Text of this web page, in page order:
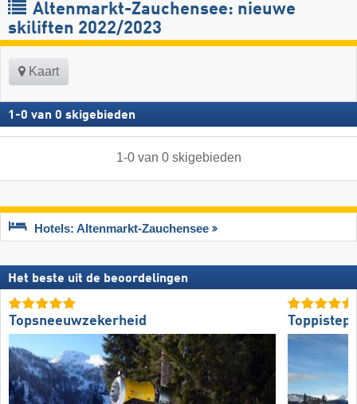
Altenmarkt-Zauchensee: nieuwe
skiliften 2022/2023
Kaart
1 -0 van 0 skigebieden
1-0van 0 skigebieden
Hotels: Altenmarkt-Zauchensee
Het beste uit de beoordelingen
Topsneeuwzekerheid